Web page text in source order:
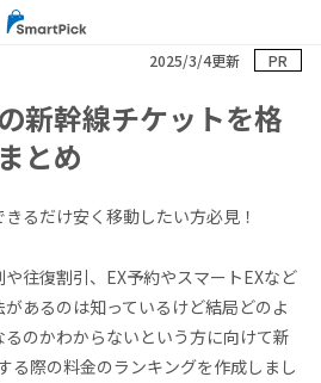
2025/3/4更新 PR
新幹線チケットを格
とめ
るだけ安く移動したい方必見！
往復割引、EX予約やスマートEXなど
あるのは知っているけど結局どのよ
のかわからないという方に向けて新
る際の料金のランキングを作成しまし